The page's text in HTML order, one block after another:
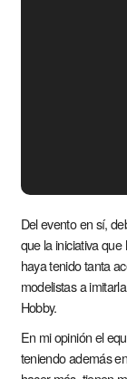
Del evento en sí,
que la iniciativa
haya tenido tanta
modelistas a
Hobby.
En mi opinión el
teniendo además